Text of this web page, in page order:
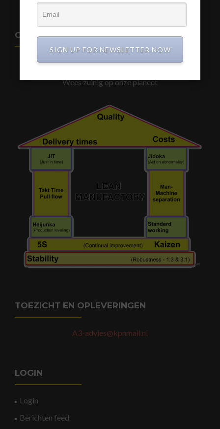
CIRCULAIR BOUWEN
De Toekomst is Samen werken aan een betere wereld
Wees zuinig op onze planeet
TOEZICHT EN OPLEVERINGEN
A3-advies@kpnmail.nl
LOGIN
Login
Berichten feed
SIGN UP FOR NEWSLETTER NOW